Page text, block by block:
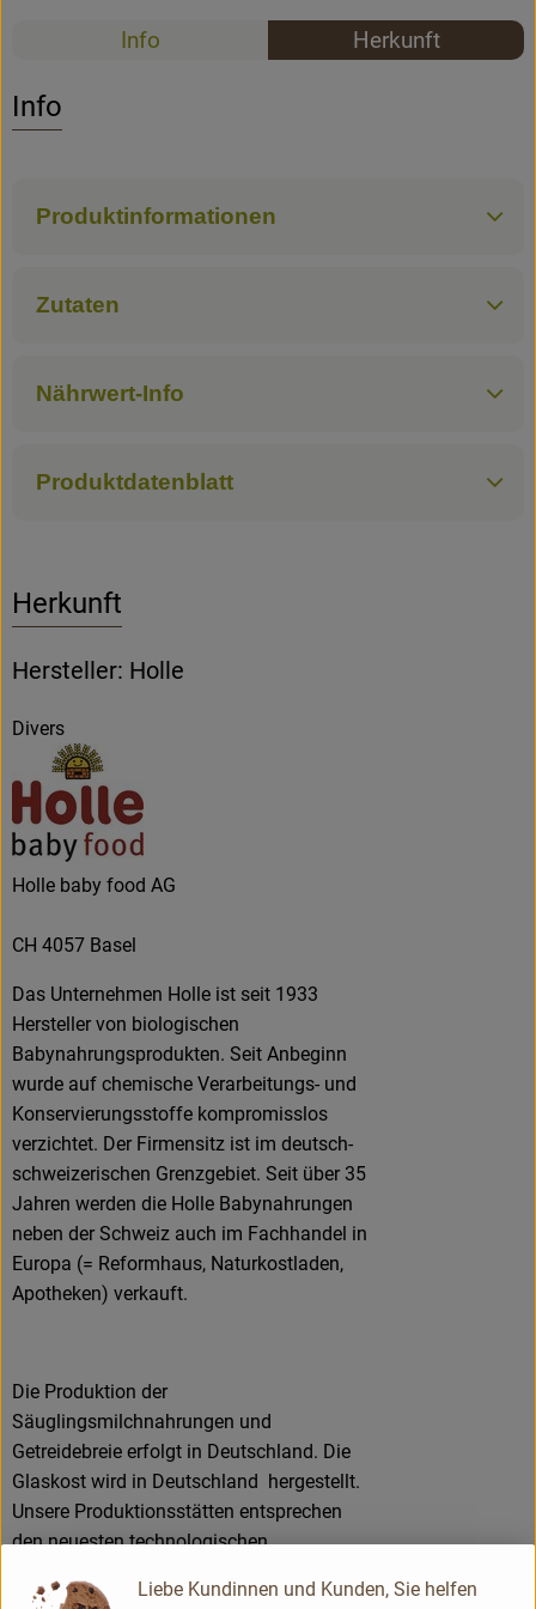
Rezepte
Info Herkunft
Info
Produktinformationen
Zutaten
Nährwert-Info
Produktdatenblatt
Herkunft
Hersteller: Holle
Divers
Holle baby food AG
CH 4057 Basel
Das Unternehmen Holle ist seit 1933
Hersteller von biologischen
Babynahrungsprodukten. Seit Anbeginn
wurde auf chemische Verarbeitungs- und
Konservierungsstoffe kompromisslos
verzichtet. Der Firmensitz ist im deutsch-
schweizerischen Grenzgebiet. Seit über 35
Jahren werden die Holle Babynahrungen
neben der Schweiz auch im Fachhandel in
Europa (= Reformhaus, Naturkostladen,
Apotheken) verkauft.
Die Produktion der
Säuglingsmilchnahrungen und
Getreidebreie erfolgt in Deutschland. Die
Glaskost wird in Deutschland hergestellt.
Unsere Produktionsstätten entsprechen
den neuesten technologischen
zertifiziert. Das für die Zubereitung von
Liebe Kundinnen und Kunden, Sie helfen